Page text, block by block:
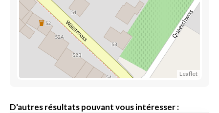
Leaflet
D'autres résultats pouvant vous intéresser :